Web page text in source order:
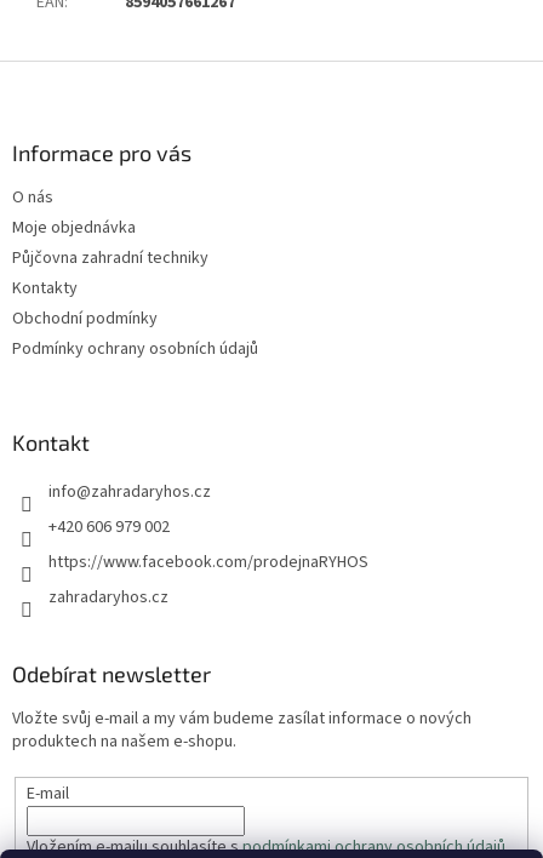
Informace pro vás
O nás
Moje objednávka
Půjčovna zahradní techniky
Kontakty
Obchodní podmínky
Podmínky ochrany osobních údajů
Kontakt
info@zahradaryhos.cz
+420 606 979 002
https://www.facebook.com/prodejnaRYHOS
zahradaryhos.cz
Odebírat newsletter
Vložte svůj e-mail a my vám budeme zasílat informace o nových
produktech na našem e-shopu.
E-mail
Vložením e-mailu souhlasíte spodmínkami ochrany osobních údajů